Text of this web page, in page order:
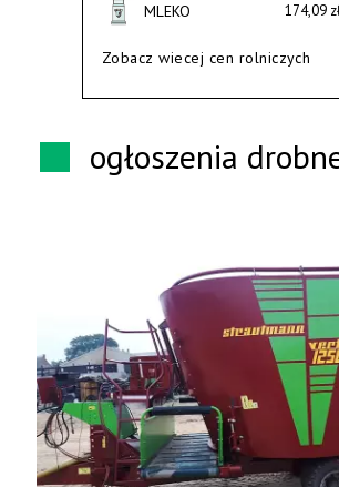
MLEKO 174,09
Zobacz wiecej cen rolniczych
ogłoszenia